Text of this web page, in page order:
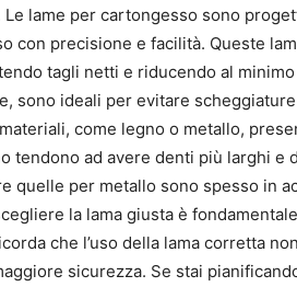
lame per cartongesso sono
con precisione e facilità. Queste
tagli netti e riducendo al
sono ideali per evitare
come legno o metallo,
tendono ad avere denti più larghi e
quelle per metallo sono spesso in
la lama giusta è
che l’uso della lama corretta
sicurezza. Se stai